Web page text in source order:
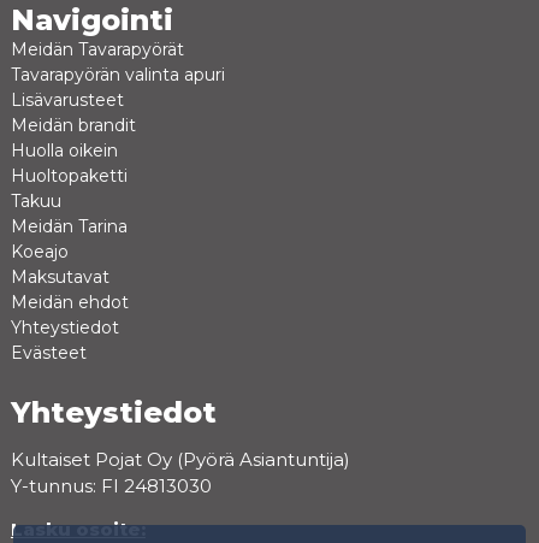
Navigointi
Meidän Tavarapyörät
Tavarapyörän valinta apuri
Lisävarusteet
Meidän brandit
Huolla oikein
Huoltopaketti
Takuu
Meidän Tarina
Koeajo
Maksutavat
Meidän ehdot
Yhteystiedot
Evästeet
Yhteystiedot
Kultaiset Pojat Oy (Pyörä Asiantuntija)
Y-tunnus: FI 24813030
Lasku osoite: